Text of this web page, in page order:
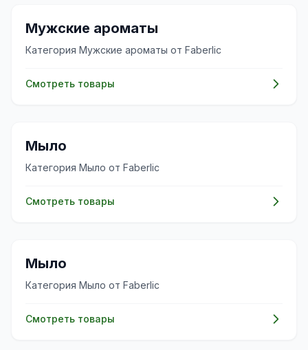
✨
Мужские ароматы
Категория Мужские ароматы от Faberlic
Смотреть товары
✨
Мыло
Категория Мыло от Faberlic
Смотреть товары
✨
Мыло
Категория Мыло от Faberlic
Смотреть товары